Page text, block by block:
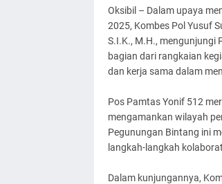
Oksibil – Dalam upaya
2025, Kombes Pol Yusuf
S.I.K., M.H., mengunjungi
bagian dari rangkaian
dan kerja sama dalam
Pos Pamtas Yonif 512
mengamankan wilayah
Pegunungan Bintang ini
langkah-langkah
Dalam kunjungannya,